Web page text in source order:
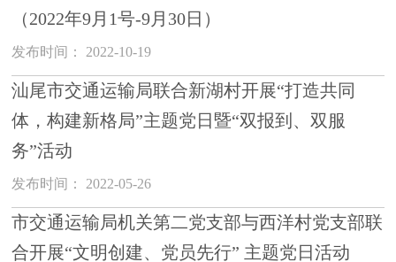
（2022年9月1号-9月30日）
发布时间： 2022-10-19
汕尾市交通运输局联合新湖村开展“打造共同
体，构建新格局”主题党日暨“双报到、双服
务”活动
发布时间： 2022-05-26
市交通运输局机关第二党支部与西洋村党支部联
合开展“文明创建、党员先行” 主题党日活动